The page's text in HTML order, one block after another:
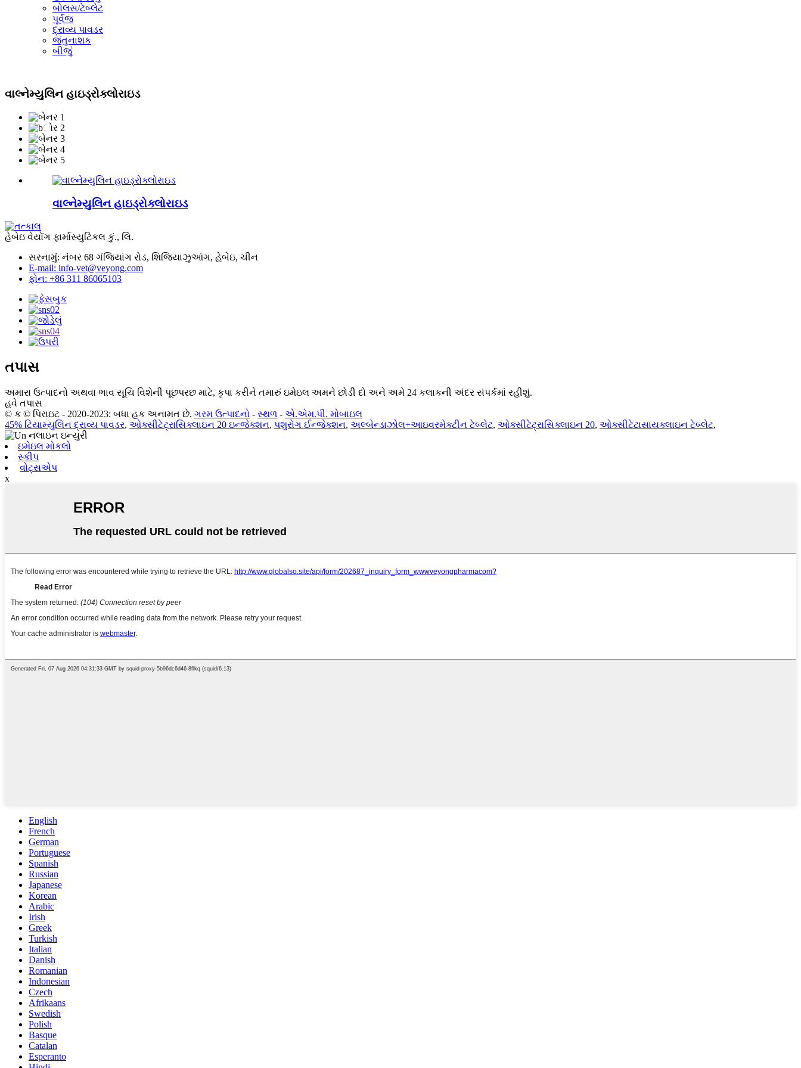
બોલસ/ટેબ્લેટ
પૂર્વજ
દ્રાવ્ય પાવડર
જંતુનાશક
બીજું
વાલ્નેમ્યુલિન હાઇડ્રોક્લોરાઇડ
વાલ્નેમ્યુલિન હાઇડ્રોક્લોરાઇડ
હેબેઇ વેયોંગ ફાર્માસ્યુટિકલ કું., લિ.
સરનામું: નંબર 68 ગંજિયાંગ રોડ, શિજિયાઝુઆંગ, હેબેઇ, ચીન
E-mail: info-vet@veyong.com
ફોન: +86 311 86065103
તપાસ
અમારા ઉત્પાદનો અથવા ભાવ સૂચિ વિશેની પૂછપરછ માટે, કૃપા કરીને તમારું ઇમેઇલ અમને છોડી દો અને અમે 24 કલાકની અંદર સંપર્કમાં રહીશું.
હવે તપાસ
© ક © પિરાઇટ - 2020-2023: બધા હક અનામત છે. ગરમ ઉત્પાદનો - સ્થળ - એ.એમ.પી. મોબાઇલ
45% ટિયામ્યુલિન દ્રાવ્ય પાવડર, ઓક્સીટેટ્રાસિક્લાઇન 20 ઇન્જેક્શન, પશુરોગ ઈન્જેક્શન, અલ્બેન્ડાઝોલ+આઇવરમેક્ટીન ટેબ્લેટ, ઓક્સીટેટ્રાસિક્લાઇન 20, ઓક્સીટેટાસાયક્લાઇન ટેબ્લેટ,
ઇમેઇલ મોકલો
સ્કીપ
વોટ્સએપ
x
English
French
German
Portuguese
Spanish
Russian
Japanese
Korean
Arabic
Irish
Greek
Turkish
Italian
Danish
Romanian
Indonesian
Czech
Afrikaans
Swedish
Polish
Basque
Catalan
Esperanto